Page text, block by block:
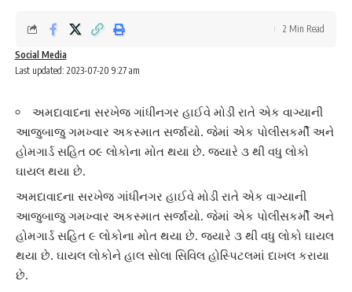
Last updated: 2023-07-20 9:27 am
Social Media
2 Min Read
અમદાવાદના સરખેજ ગાંધીનગર હાઈવે મોડી રાતે એક વાગ્યાની
આજુબાજુ ગમખ્વાર અકસ્માત સર્જાયો. જેમાં એક પોલીસકર્મી અને
હોમગાર્ડ સહિત ૦૯ લોકોના મોત થયા છે. જ્યારે ૩ થી વધુ લોકો
ઘાયલ થયા છે.
અમદાવાદના સરખેજ ગાંધીનગર હાઈવે મોડી રાતે એક વાગ્યાની
આજુબાજુ ગમખ્વાર અકસ્માત સર્જાયો. જેમાં એક પોલીસકર્મી અને
હોમગાર્ડ સહિત ૯ લોકોના મોત થયા છે. જ્યારે ૩ થી વધુ લોકો ઘાયલ
થયા છે. ઘાયલ લોકોને હાલ સોલા સિવિલ હોસ્પિટલમાં દાખલ કરાયા
છે.